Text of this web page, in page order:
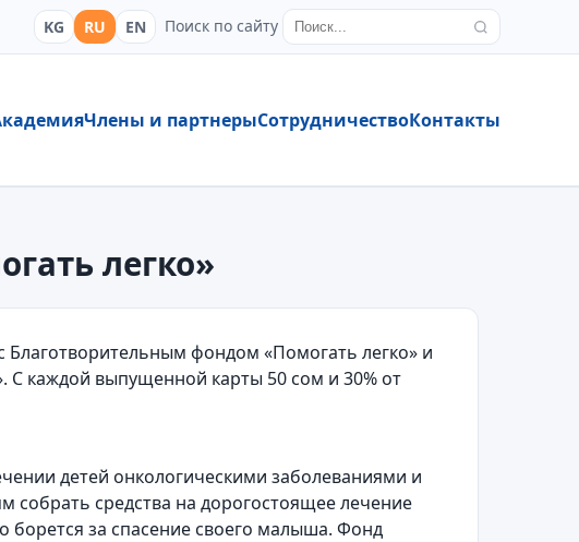
KG RU EN Поиск по сайту
Члены и партнерыСотрудничествоКонтакты
легко»
Благотворительным фондом «Помогать легко» и
С каждой выпущенной карты 50 сом и 30% от
детей онкологическими заболеваниями и
собрать средства на дорогостоящее лечение
борется за спасение своего малыша. Фонд